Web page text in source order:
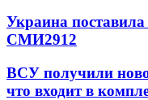
Украина
СМИ2912
ВСУ получили
что входит в